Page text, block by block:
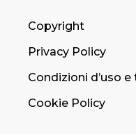
Copyright
Privacy Policy
Condizioni d’uso
Cookie Policy